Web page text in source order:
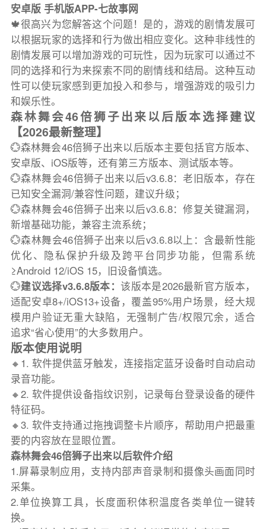
安卓版 手机版APP-七故事网
🍁很高兴为您解答这个问题！是的，游戏的剧情发展可
以根据玩家的选择和行为做出相应变化。这种非线性的
剧情发展可以增加游戏的可玩性，因为玩家可以通过不
同的选择和行为来探索不同的剧情线和结局。这种互动
性可以使玩家感到更加投入和参与，增强游戏的吸引力
和娱乐性。
森林舞会46倍狮子出来以后版本选择建议
【2026最新整理】
💮森林舞会46倍狮子出来以后版本主要包括官方版本、
安卓版、iOS版等，还有第三方版本、测试版本等。
💮森林舞会46倍狮子出来以后v3.6.8：老旧版本，存在
已知安全漏洞/兼容性问题，建议升级；
💮森林舞会46倍狮子出来以后v3.6.8：修复关键漏洞，
新增基础功能，兼容主流系统；
💮森林舞会46倍狮子出来以后v3.6.8以上：含最新性能
优化、隐私保护升级及跨平台同步功能，但需系统
≥Android 12/iOS 15，旧设备慎选。
💮建议选择v3.6.8版本：该版本是2026最新官方版本，
适配安卓8+/iOS13+设备，覆盖95%用户场景，经大规
模用户验证无重大缺陷，无强制广告/权限冗余，适合
追求“省心使用”的大多数用户。
版本使用说明
🔸1. 软件提供蓝牙触发，连接指定蓝牙设备时自动启动
录音功能。
🔸2. 软件提供设备指纹识别，记录每台登录设备的硬件
特征码。
🔸3. 软件支持通过拖拽调整卡片顺序，帮助用户把最重
要的内容放在显眼位置。
森林舞会46倍狮子出来以后软件介绍
1.屏幕录制应用，支持内部声音录制和摄像头画面同时
采集。
2.单位换算工具，长度面积体积温度各类单位一键转
换。